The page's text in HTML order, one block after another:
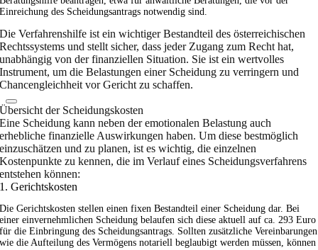
Einreichung des Scheidungsantrags notwendig sind.
Die Verfahrenshilfe ist ein wichtiger Bestandteil des österreichischen
Rechtssystems und stellt sicher, dass jeder Zugang zum Recht hat,
unabhängig von der finanziellen Situation. Sie ist ein wertvolles
Instrument, um die Belastungen einer Scheidung zu verringern und
Chancengleichheit vor Gericht zu schaffen.
Übersicht der Scheidungskosten
Eine Scheidung kann neben der emotionalen Belastung auch
erhebliche finanzielle Auswirkungen haben. Um diese bestmöglich
einzuschätzen und zu planen, ist es wichtig, die einzelnen
Kostenpunkte zu kennen, die im Verlauf eines Scheidungsverfahrens
entstehen können:
1. Gerichtskosten
Die Gerichtskosten stellen einen fixen Bestandteil einer Scheidung dar. Bei
einer einvernehmlichen Scheidung belaufen sich diese aktuell auf ca. 293 Euro
für die Einbringung des Scheidungsantrags. Sollten zusätzliche Vereinbarungen
wie die Aufteilung des Vermögens notariell beglaubigt werden müssen, können